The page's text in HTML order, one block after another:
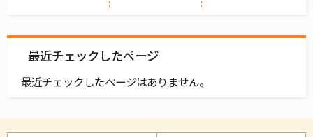
最近チェックしたページ
最近チェックしたページはありません。